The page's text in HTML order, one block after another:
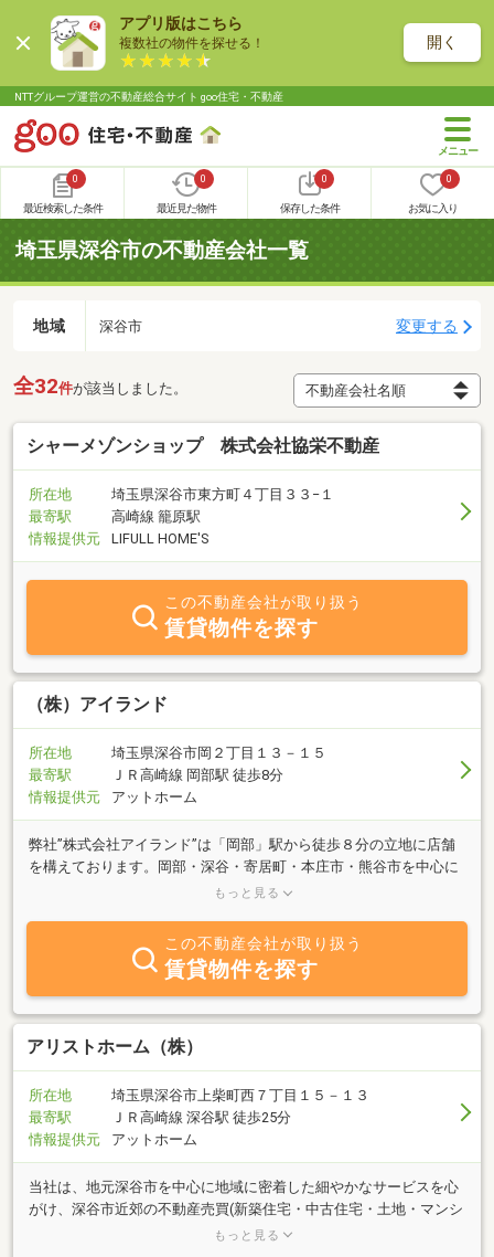
アプリ版はこちら
複数社の物件を探せる！ 開く
NTTグループ運営の不動産総合サイト goo住宅・不動産
0
最近検索した条件
0
最近見た物件
0
保存した条件
0
お気に入り
埼玉県深谷市の不動産会社一覧
地域 深谷市 変更する
全32件が該当しました。
シャーメゾンショップ 株式会社協栄不動産
所在地
埼玉県深谷市東方町４丁目３３−１
最寄駅
高崎線 籠原駅
情報提供元
LIFULL HOME'S
この不動産会社が取り扱う
賃貸物件を探す
（株）アイランド
所在地
埼玉県深谷市岡２丁目１３－１５
最寄駅
ＪＲ高崎線 岡部駅 徒歩8分
情報提供元
アットホーム
弊社”株式会社アイランド”は「岡部」駅から徒歩８分の立地に店舗
を構えております。岡部・深谷・寄居町・本庄市・熊谷市を中心に
お部屋探しから不動産の購入、不動産売却のご相談まで幅広く行っ
がない物件のご要望がありましたらお気軽にお問い合わせくださ
もっと見る
この不動産会社が取り扱う
賃貸物件を探す
アリストホーム（株）
所在地
埼玉県深谷市上柴町西７丁目１５－１３
最寄駅
ＪＲ高崎線 深谷駅 徒歩25分
情報提供元
アットホーム
当社は、地元深谷市を中心に地域に密着した細やかなサービスを心
がけ、深谷市近郊の不動産売買(新築住宅・中古住宅・土地・マンシ
ョン等)を行っています。まずは、“お客様の立場になって考える”を
もっと見る